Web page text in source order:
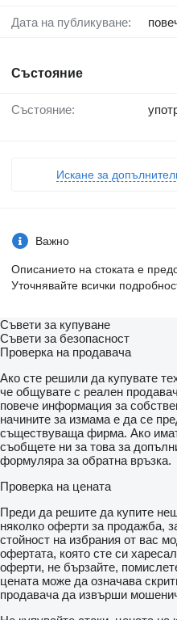
Дата на публикуване:
Състояние
Състояние:
Искане за
Важно
Описанието на стоката е
Уточнявайте всички
Съвети за купуване
Съвети за безопасност
Проверка на продавача
Ако сте решили да купувате
че общувате с реален
повече информация за
начините за измама е да се
съществуваща фирма. Ако
съобщете ни за това за
формуляра за обратна връзка.
Проверка на цената
Преди да решите да купите
няколко оферти за продажба,
стойност на избрания от вас
офертата, която сте си
оферти, не бързайте,
цената може да означава
продавача да извърши